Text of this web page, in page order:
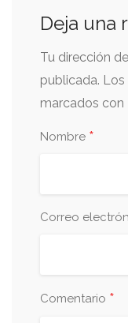
Deja una
Tu dirección
publicada.
marcados con
Nombre *
Correo
Comentario *